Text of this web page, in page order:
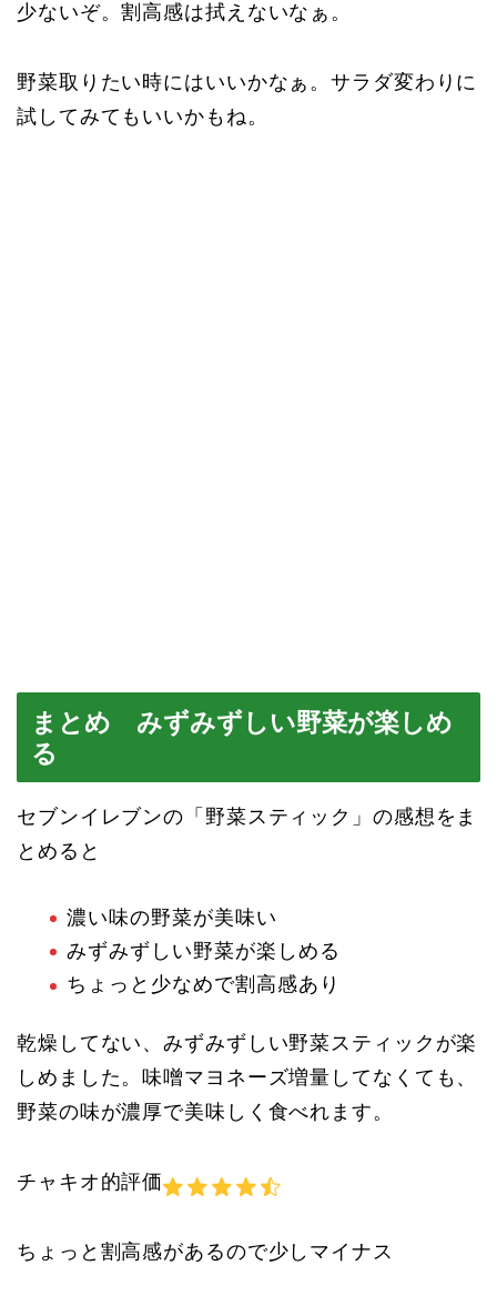
少ないぞ。割高感は拭えないなぁ。
野菜取りたい時にはいいかなぁ。サラダ変わりに
試してみてもいいかもね。
まとめ みずみずしい野菜が楽しめ
る
セブンイレブンの「野菜スティック」の感想をま
とめると
濃い味の野菜が美味い
みずみずしい野菜が楽しめる
ちょっと少なめで割高感あり
乾燥してない、みずみずしい野菜スティックが楽
しめました。味噌マヨネーズ増量してなくても、
野菜の味が濃厚で美味しく食べれます。
チャキオ的評価
ちょっと割高感があるので少しマイナス